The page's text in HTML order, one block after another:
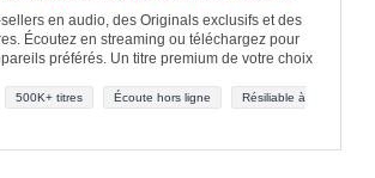
en audio, des Originals exclusifs et des
Écoutez en streaming ou téléchargez pour
préférés. Un titre premium de votre choix
500K+ titres Écoute hors ligne
Résiliable à